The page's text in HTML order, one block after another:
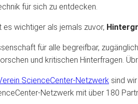
für sich zu entdecken.
es wichtiger als jemals zuvor,
für alle begreifbar,
und kritischen Hinterfragen.
ScienceCenter-Netzwerk sind
Netzwerk mit über 180